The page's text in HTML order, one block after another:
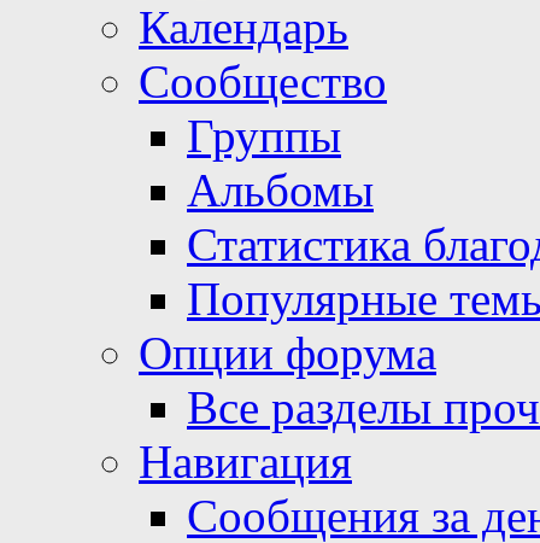
Календарь
Сообщество
Группы
Альбомы
Статистика
Популярные
Опции форума
Все разделы
Навигация
Сообщения за